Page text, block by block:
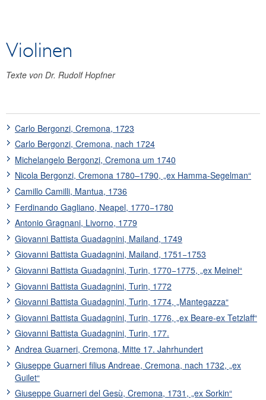
Rechtliche Grundlagen
Jahresabschluss
Bankhistorisches Archiv
Geldmuseum
OeNB-Finanzbildung
Forschungsförderung
Kunst und Kultur
Sammlung historischer Streichinstrumente
Geigenbauer
Violinen
Violen
Violoncelli
Glossar
Leihnahme
Sammlung Oesterreichische Nationalbank
Violinen
Texte von Dr. Rudolf Hopfner
Carlo Bergonzi, Cremona, 1723
Carlo Bergonzi, Cremona, nach 1724
Michelangelo Bergonzi, Cremona um 1740
Nicola Bergonzi, Cremona 1780–1790, „ex Hamma-Segelman“
Camillo Camilli, Mantua, 1736
Ferdinando Gagliano, Neapel, 1770−1780
Antonio Gragnani, Livorno, 1779
Giovanni Battista Guadagnini, Mailand, 1749
Giovanni Battista Guadagnini, Mailand, 1751−1753
Giovanni Battista Guadagnini, Turin, 1770−1775, „ex Meinel“
Giovanni Battista Guadagnini, Turin, 1772
Giovanni Battista Guadagnini, Turin, 1774, „Mantegazza“
Giovanni Battista Guadagnini, Turin, 1776, „ex Beare-ex Tetzlaff“
Giovanni Battista Guadagnini, Turin, 177.
Andrea Guarneri, Cremona, Mitte 17. Jahrhundert
Giuseppe Guarneri filius Andreae, Cremona, nach 1732, „ex
Guilet“
Giuseppe Guarneri del Gesù, Cremona, 1731, „ex Sorkin“